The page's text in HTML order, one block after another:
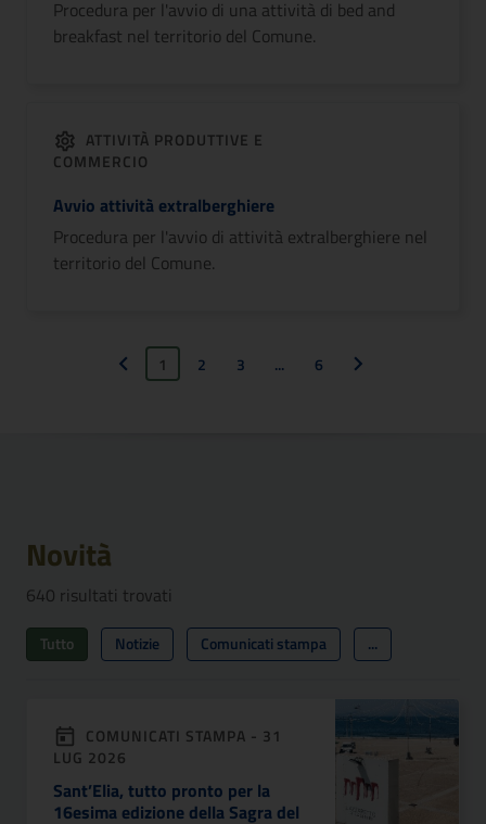
Procedura per l'avvio di una attività di bed and
breakfast nel territorio del Comune.
ATTIVITÀ PRODUTTIVE E
COMMERCIO
Avvio attività extralberghiere
Procedura per l'avvio di attività extralberghiere nel
territorio del Comune.
Pagina precedente
1 2 3 ... 6 Pagina successiva
Novità
640 risultati trovati
Tutto Notizie Comunicati stampa ...
COMUNICATI STAMPA - 31
LUG 2026
Sant’Elia, tutto pronto per la
16esima edizione della Sagra del